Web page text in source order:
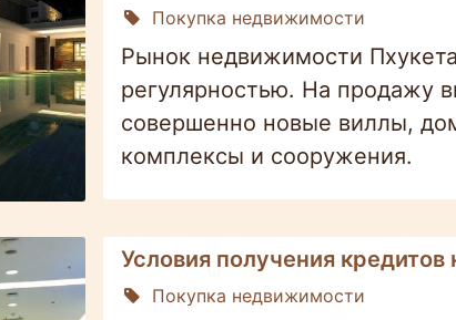
Покупка недвижимости
Рынок недвижимости
регулярностью. На продажу
совершенно новые виллы,
комплексы и сооружения.
Условия получения кредитов
Покупка недвижимости